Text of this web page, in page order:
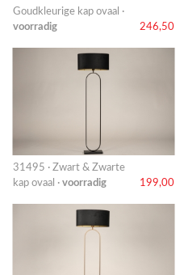
Goudkleurige kap ovaal ·
voorradig
246,50
31495 · Zwart & Zwarte
kap ovaal · voorradig 199,00